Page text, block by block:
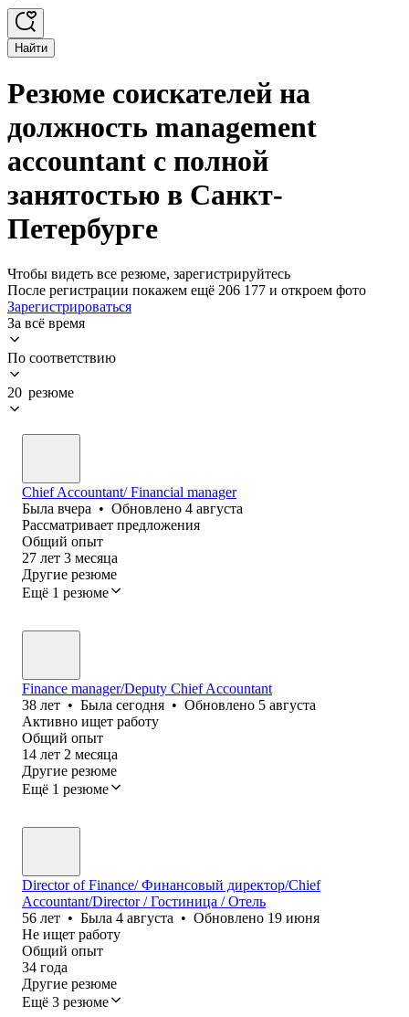
Найти
Резюме соискателей на
должность management
accountant с полной
занятостью в Санкт-
Петербурге
Чтобы видеть все резюме, зарегистрируйтесь
После регистрации покажем ещё 206 177 и откроем фото
Зарегистрироваться
За всё время
По соответствию
20 резюме
Chief Accountant/ Financial manager
Была вчера • Обновлено 4 августа
Рассматривает предложения
Общий опыт
27 лет 3 месяца
Другие резюме
Ещё 1 резюме
Finance manager/Deputy Chief Accountant
38 лет • Была сегодня • Обновлено 5 августа
Активно ищет работу
Общий опыт
14 лет 2 месяца
Другие резюме
Ещё 1 резюме
Director of Finance/ Финансовый директор/Chief
Accountant/Director / Гостиница / Отель
56 лет • Была 4 августа • Обновлено 19 июня
Не ищет работу
Общий опыт
34 года
Другие резюме
Ещё 3 резюме